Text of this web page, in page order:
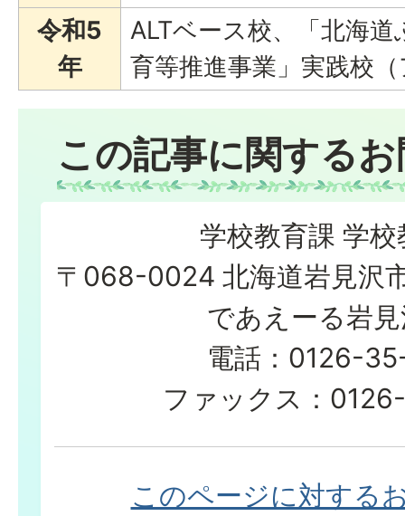
令和5
年
ALTベース校、「北海
育等推進事業」実践校
この記事に関する
学校教育課 学校
〒068-0024 北海道岩見沢
であえーる岩
電話：0126-
ファックス：
このページに対する